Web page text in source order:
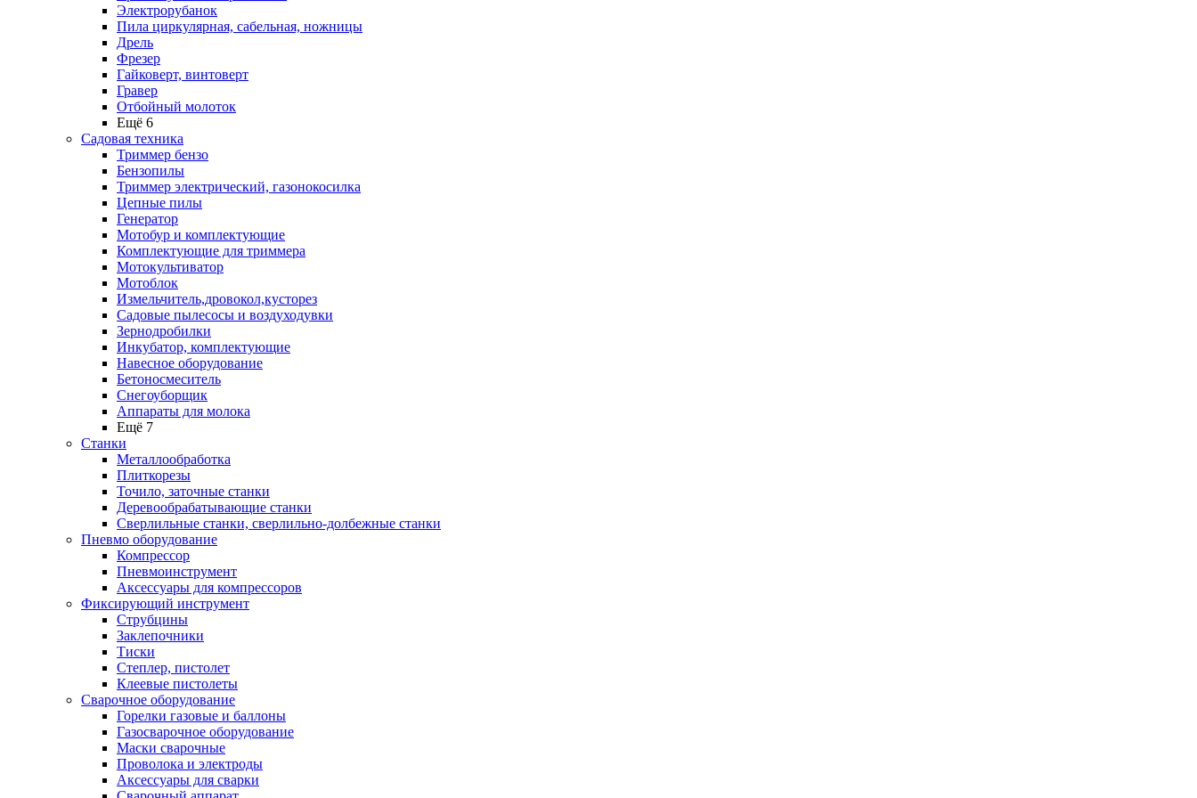
Электрорубанок
Пила циркулярная, сабельная, ножницы
Дрель
Фрезер
Гайковерт, винтоверт
Гравер
Отбойный молоток
Ещё 6
Садовая техника
Триммер бензо
Бензопилы
Триммер электрический, газонокосилка
Цепные пилы
Генератор
Мотобур и комплектующие
Комплектующие для триммера
Мотокультиватор
Мотоблок
Измельчитель,дровокол,кусторез
Садовые пылесосы и воздуходувки
Зернодробилки
Инкубатор, комплектующие
Навесное оборудование
Бетоносмеситель
Снегоуборщик
Аппараты для молока
Ещё 7
Станки
Металлообработка
Плиткорезы
Точило, заточные станки
Деревообрабатывающие станки
Сверлильные станки, сверлильно-долбежные станки
Пневмо оборудование
Компрессор
Пневмоинструмент
Аксессуары для компрессоров
Фиксирующий инструмент
Струбцины
Заклепочники
Тиски
Степлер, пистолет
Клеевые пистолеты
Сварочное оборудование
Горелки газовые и баллоны
Газосварочное оборудование
Маски сварочные
Проволока и электроды
Аксессуары для сварки